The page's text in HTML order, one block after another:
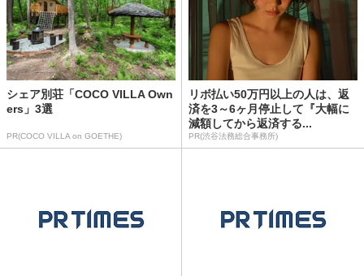
シェア別荘「COCO VILLA Own
ers」3選
PR(COCO VILLA on GOETHE)
リボ払い50万円以上の人は、返
済を3～6ヶ月停止して『大幅に
減額してから返済する...
PR(渋谷法務総合事務所)